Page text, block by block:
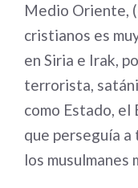
Medio Oriente,
cristianos es
en Siria e Irak,
terrorista,
como Estado, el
que perseguía a
los musulmanes